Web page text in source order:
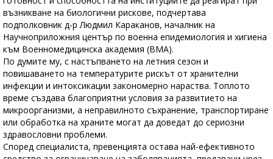
възникване на биологични рискове, подчертава
подполковник д-р Людмил Караканов, началник на
Научноприложния център по военна епидемиология и хигиена
към Военномедицинска академия (ВМА).
По думите му, с настъпването на летния сезон и
повишаването на температурите рискът от хранителни
инфекции и интоксикации закономерно нараства. Топлото
време създава благоприятни условия за развитието на
микроорганизми, а неправилното съхранение, транспортиране
или обработка на храните могат да доведат до сериозни
здравословни проблеми.
Според специалиста, превенцията остава най-ефективното